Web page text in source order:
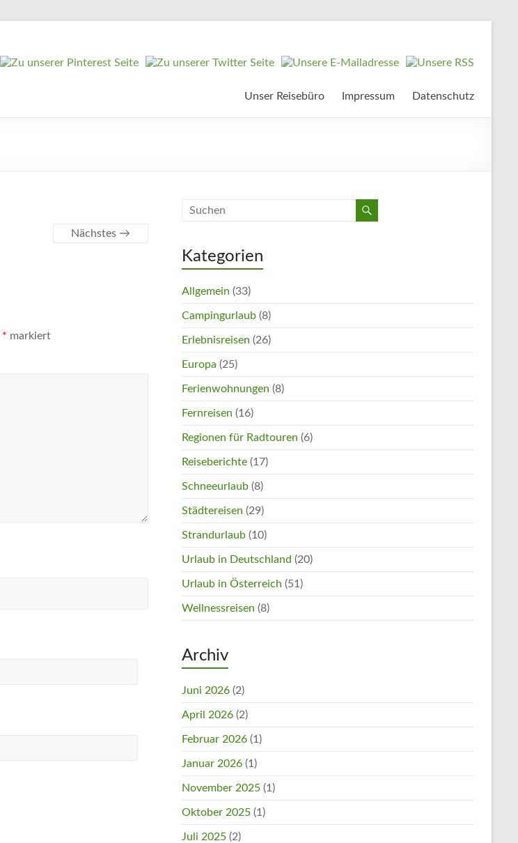
Unser Reisebüro Impressum Datenschutz
Nächstes →
* markiert
Kategorien
Allgemein (33)
Campingurlaub (8)
Erlebnisreisen (26)
Europa (25)
Ferienwohnungen (8)
Fernreisen (16)
Regionen für Radtouren (6)
Reiseberichte (17)
Schneeurlaub (8)
Städtereisen (29)
Strandurlaub (10)
Urlaub in Deutschland (20)
Urlaub in Österreich (51)
Wellnessreisen (8)
Archiv
Juni 2026 (2)
April 2026 (2)
Februar 2026 (1)
Januar 2026 (1)
November 2025 (1)
Oktober 2025 (1)
Juli 2025 (2)